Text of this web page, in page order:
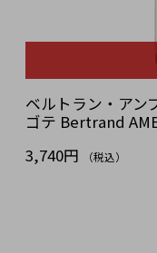
ベルトラン・アン
ゴテ Bertrand
3,740円
（税込）